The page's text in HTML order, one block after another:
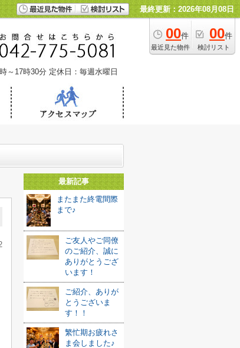
最終更新：2026年08月08日
00件
最近見た物件
00件
検討リスト
～17時30分 定休日：毎週水曜日
最新記事
またまた終電間際
まで♪
ご友人やご同僚
のご紹介、誠に
ありがとうござ
います！
ご紹介、ありが
とうございま
す！！
繁忙期お疲れさ
ま会しました♪